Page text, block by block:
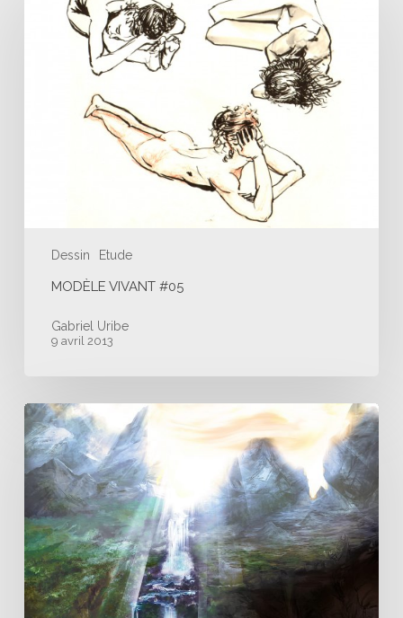
Dessin Etude
MODÈLE VIVANT #05
Gabriel Uribe
9 avril 2013
[GUB]
Digital
Painting
Process
« Le
Pic
de
L’esprit »
de
Philippe
Guillemant